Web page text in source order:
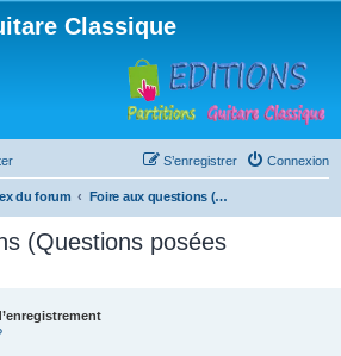
Classique
Connexion
S’enregistrer
du forum Foire aux questions (Questions posées fréquemment)
(Questions posées